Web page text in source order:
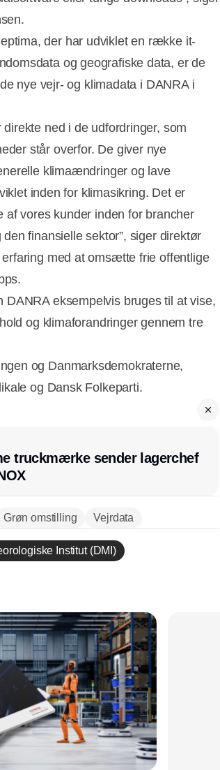
der har udviklet en række it-
og geografiske data, er de
nye vejr- og klimadata i DANRA i
ned i de udfordringer, som
står overfor. De giver nye
klimaændringer og lave
inden for klimasikring. Det er
af vores kunder inden for brancher
finansielle sektor”, siger direktør
med at omsætte frie offentlige
eksempelvis bruges til at vise,
og klimaforandringer gennem tre
og Danmarksdemokraterne,
og Dansk Folkeparti.
truckmærke sender lagerchef
Grøn omstilling Vejrdata
Institut (DMI)